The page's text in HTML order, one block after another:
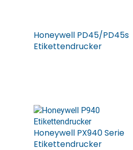
Honeywell PD45/PD45s
Etikettendrucker
Honeywell PX940 Serie
Etikettendrucker